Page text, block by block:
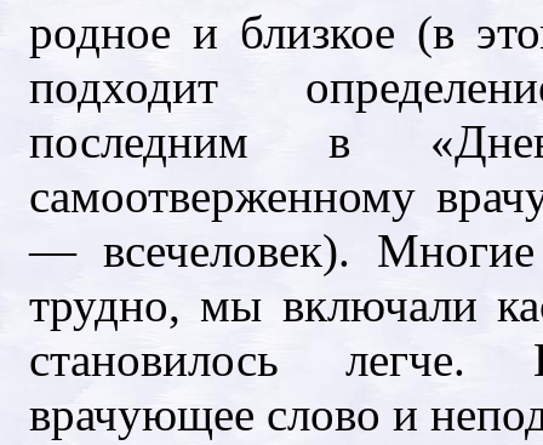
родное и близкое (в
подходит
последним в
самоотверженному
— всечеловек).
трудно, мы включали
становилось
врачующее слово и